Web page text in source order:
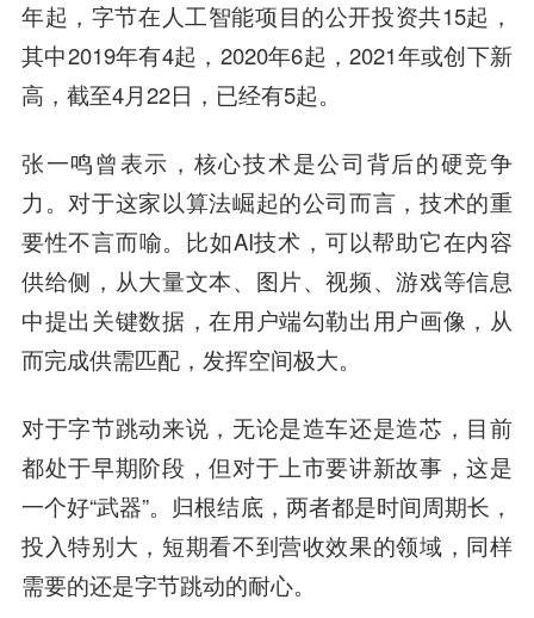
年起，字节在人工智能项目的公开投资共15起，
其中2019年有4起，2020年6起，2021年或创下新
高，截至4月22日，已经有5起。
张一鸣曾表示，核心技术是公司背后的硬竞争
力。对于这家以算法崛起的公司而言，技术的重
要性不言而喻。比如AI技术，可以帮助它在内容
供给侧，从大量文本、图片、视频、游戏等信息
中提出关键数据，在用户端勾勒出用户画像，从
而完成供需匹配，发挥空间极大。
对于字节跳动来说，无论是造车还是造芯，目前
都处于早期阶段，但对于上市要讲新故事，这是
一个好“武器”。归根结底，两者都是时间周期长，
投入特别大，短期看不到营收效果的领域，同样
需要的还是字节跳动的耐心。